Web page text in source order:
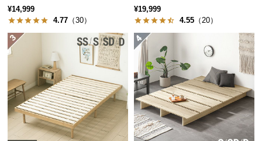
サ
ー
ビ
ス
桐の優れたポイント
¥14,999
4.77 （30）
可能
¥19,999
4.55 （20）